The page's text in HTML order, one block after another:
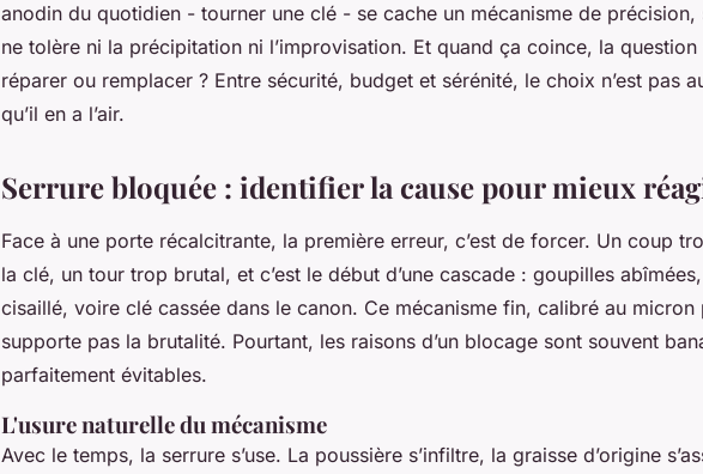
anodin du quotidien - tourner une clé - se cache un mécanisme de précision,
ne tolère ni la précipitation ni l’improvisation. Et quand ça coince, la
réparer ou remplacer ? Entre sécurité, budget et sérénité, le choix n’est pas
qu’il en a l’air.
Serrure bloquée : identifier la cause pour mieux
Face à une porte récalcitrante, la première erreur, c’est de forcer. Un coup
la clé, un tour trop brutal, et c’est le début d’une cascade : goupilles
cisaillé, voire clé cassée dans le canon. Ce mécanisme fin, calibré au micron
supporte pas la brutalité. Pourtant, les raisons d’un blocage sont souvent
parfaitement évitables.
L'usure naturelle du mécanisme
Avec le temps, la serrure s’use. La poussière s’infiltre, la graisse d’origine